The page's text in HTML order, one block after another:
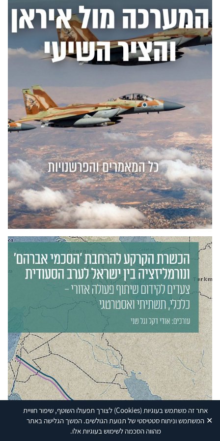
אתר זה משתמש בעוגיות(Cookies) לצורך תפעולו השוטף, שיפור חוויית
המשתמש וניתוח סטטיסטי של תנועת הגולשים. המשך הגלישה באתר
מהווה הסכמה לשימוש בעוגיות אלו.
✕